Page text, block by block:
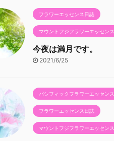
フラワーエッセンス日誌
マウントフジフラワーエッセンス
今夜は満月です。
2021/6/25
パシフィックフラワーエッセンス
フラワーエッセンス日誌
マウントフジフラワーエッセンス